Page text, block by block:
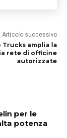
Articolo successivo
Trucks amplia la
rete di officine
autorizzate
per le
potenza